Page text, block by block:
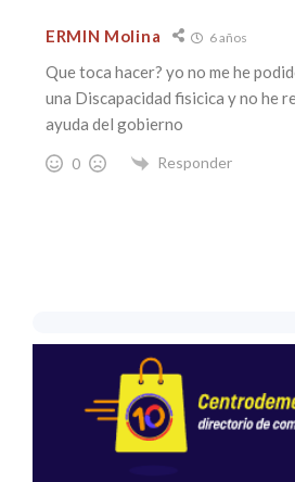
ERMIN Molina 6 años
Que toca hacer? yo no me he
una Discapacidad fisicica y no he
ayuda del gobierno
0 Responder